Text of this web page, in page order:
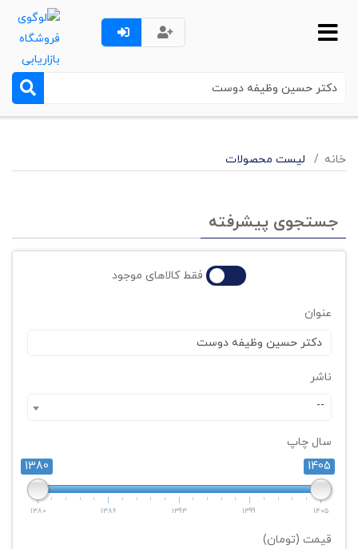
خانه لیست محصولات
جستجوی پیشرفته
فقط کالاهای موجود
عنوان
ناشر
--
سال چاپ
1380
1405
1380 1386 1393 1399 1405
قیمت (تومان)